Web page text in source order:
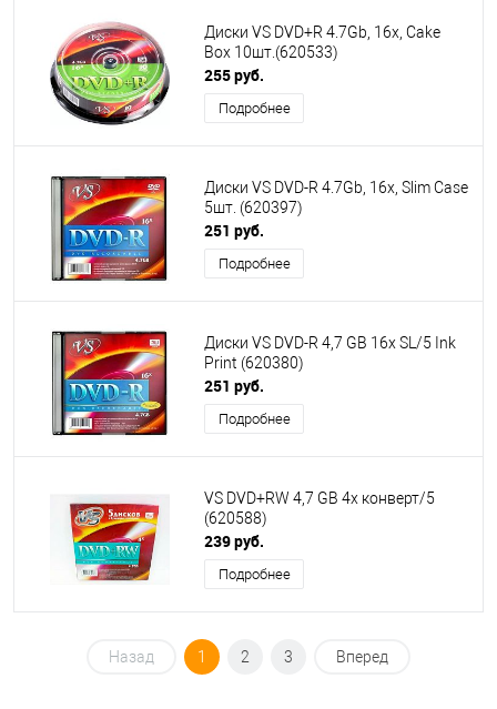
Диски VS DVD+R 4.7Gb, 16x, Cake
Box 10шт.(620533)
255 руб.
Подробнее
Диски VS DVD-R 4.7Gb, 16x, Slim Case
5шт. (620397)
251 руб.
Подробнее
Диски VS DVD-R 4,7 GB 16x SL/5 Ink
Print (620380)
251 руб.
Подробнее
VS DVD+RW 4,7 GB 4x конверт/5
(620588)
239 руб.
Подробнее
Назад 1 2 3 Вперед